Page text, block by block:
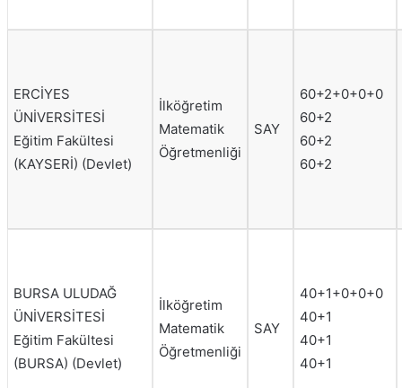
ERCİYES
ÜNİVERSİTESİ
Eğitim Fakültesi
(KAYSERİ) (Devlet)
İlköğretim
Matematik
Öğretmenliği
SAY
60+2+0+0+0
60+2
60+2
60+2
BURSA ULUDAĞ
ÜNİVERSİTESİ
Eğitim Fakültesi
(BURSA) (Devlet)
İlköğretim
Matematik
Öğretmenliği
SAY
40+1+0+0+0
40+1
40+1
40+1